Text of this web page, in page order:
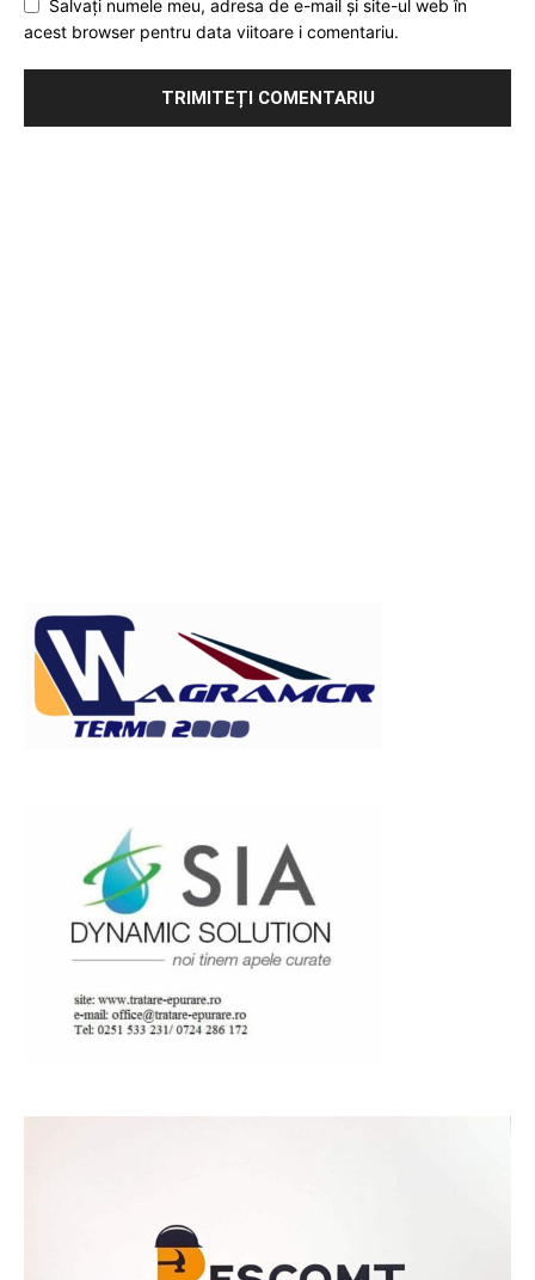
Salvați numele meu, adresa de e-mail și site-ul web în
acest browser pentru data viitoare i comentariu.